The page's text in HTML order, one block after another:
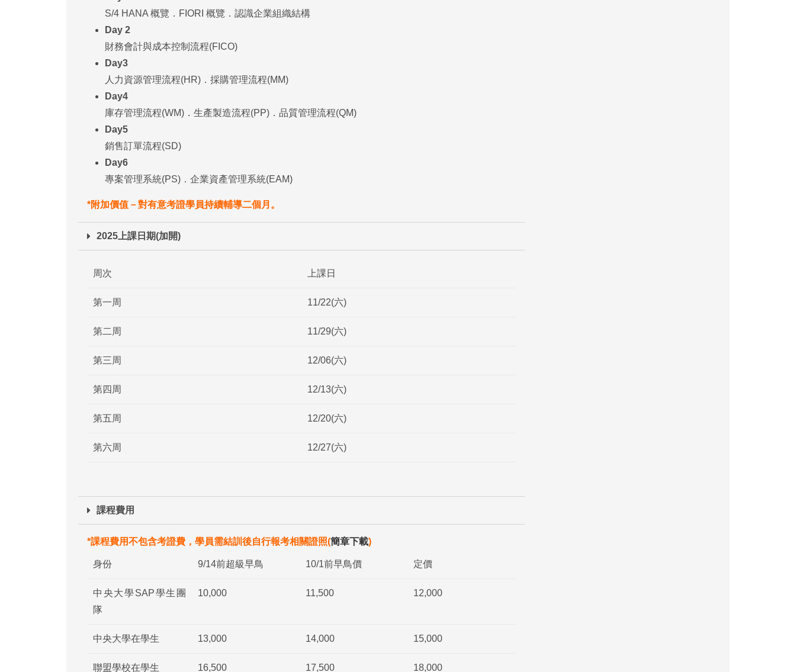
S/4 HANA 概覽．FIORI 概覽．認識企業組織結構
Day 2
財務會計與成本控制流程(FICO)
Day3
人力資源管理流程(HR)．採購管理流程(MM)
Day4
庫存管理流程(WM)．生產製造流程(PP)．品質管理流程(QM)
Day5
銷售訂單流程(SD)
Day6
專案管理系統(PS)．企業資產管理系統(EAM)
*附加價值－對有意考證學員持續輔導二個月。
2025上課日期(加開)
周次 上課日
第一周 11/22(六)
第二周 11/29(六)
第三周 12/06(六)
第四周 12/13(六)
第五周 12/20(六)
第六周 12/27(六)
課程費用
*課程費用不包含考證費，學員需結訓後自行報考相關證照(簡章下載)
身份 9/14前超級早鳥 10/1前早鳥價 定價
中央大學SAP學生團
隊
10,000 11,500 12,000
中央大學在學生 13,000 14,000 15,000
聯盟學校在學生 16,500 17,500 18,000